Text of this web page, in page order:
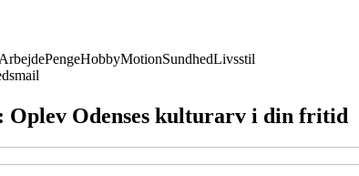
ArbejdePengeHobbyMotionSundhedLivsstil
Oplev Odenses kulturarv i din fritid